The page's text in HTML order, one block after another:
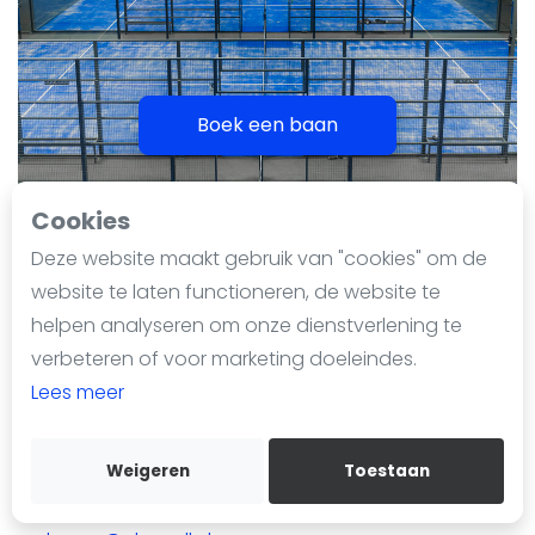
Cookies
Deze website maakt gebruik van "cookies" om de
website te laten functioneren, de website te
helpen analyseren om onze dienstverlening te
verbeteren of voor marketing doeleindes.
Lees meer
Weigeren Toestaan
Nieuws
Blog artikelen
Vragen over padel
Padelgear
Overige
Informatie
Over ons
Contact
Adverteren
Insights
WhatsApp
Join WhatsApp Community
Boek een baan
PlayPDL. Hoorn
Laatst geüpdate op 18 maart 2026
190 keer bekeken sinds 18 maart 2026
Voeg toe aan favorieten